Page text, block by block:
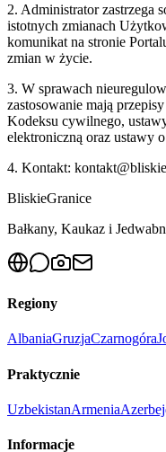
2. Administrator zastrzega
istotnych zmianach
komunikat na stronie
zmian w życie.
3. W sprawach
zastosowanie mają
Kodeksu cywilnego,
elektroniczną oraz ustawy
4. Kontakt: kontakt@
BliskieGranice
Bałkany, Kaukaz i
Regiony
AlbaniaGruzjaCzarnogóra
Praktycznie
UzbekistanArmenia
Informacje